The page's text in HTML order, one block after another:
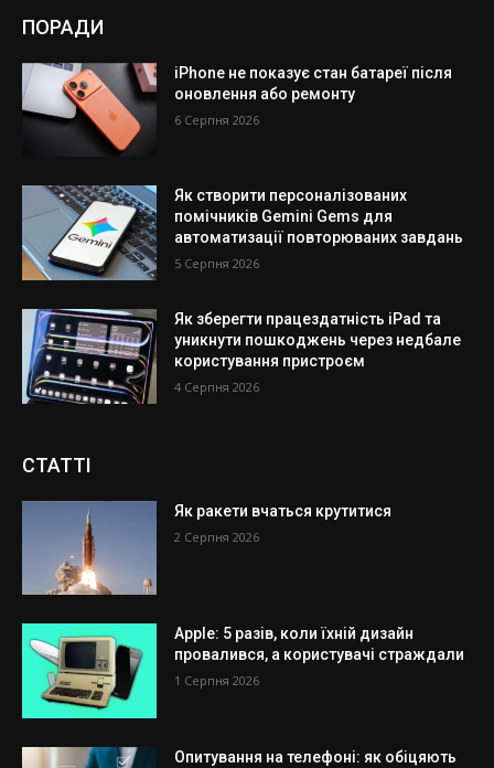
ПОРАДИ
iPhone не показує стан батареї після
оновлення або ремонту
6 Серпня 2026
Як створити персоналізованих
помічників Gemini Gems для
автоматизації повторюваних завдань
5 Серпня 2026
Як зберегти працездатність iPad та
уникнути пошкоджень через недбале
користування пристроєм
4 Серпня 2026
СТАТТІ
Як ракети вчаться крутитися
2 Серпня 2026
Apple: 5 разів, коли їхній дизайн
провалився, а користувачі страждали
1 Серпня 2026
Опитування на телефоні: як обіцяють